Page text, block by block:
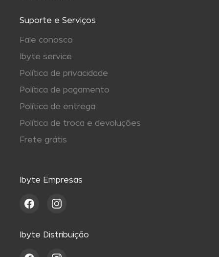
Suporte e Serviços
Fale conosco
Ibyte service
Política de privacidade
Política de pagamento
Política de entrega
Política de troca e devoluções
Frete grátis
Ibyte Empresas
Ibyte Distribuição